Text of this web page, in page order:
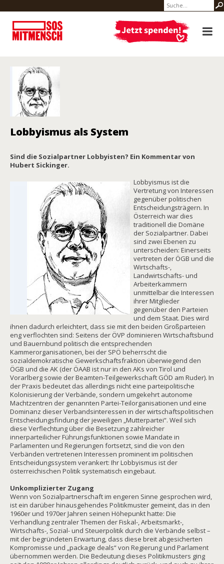
Lobbyismus als System
Sind die Sozialpartner Lobbyisten? Ein Kommentar von
Hubert Sickinger.
Lobbyismus ist die
Vertretung von Interessen
gegenüber politischen
Entscheidungsträgern. In
Österreich war dies
traditionell die Domäne
der Sozialpartner. Dabei
sind zwei Ebenen zu
unterscheiden: Einerseits
vertreten der ÖGB und die
Wirtschafts-,
Landwirtschafts- und
Arbeiterkammern
unmittelbar die Interessen
ihrer Mitglieder
gegenüber den Parteien
und dem Staat. Dies wird
ihnen dadurch erleichtert, dass sie mit den beiden Großparteien
eng verflochten sind: Seitens der ÖVP dominieren Wirtschaftsbund
und Bauernbund politisch die entsprechenden
Kammerorganisationen, bei der SPÖ beherrscht die
sozialdemokratische Gewerkschaftsfraktion überwiegend den
ÖGB und die AK (der ÖAAB ist nur in den AKs von Tirol und
Vorarlberg sowie der Beamten-Teilgewerkschaft GÖD am Ruder). In
der Praxis bedeutet das allerdings nicht eine parteipolitische
Kolonisierung der Verbände, sondern umgekehrt autonome
Machtzentren der genannten Partei-Teilorganisationen und eine
Dominanz dieser Verbandsinteressen in der wirtschaftspolitischen
Entscheidungsfindung der jeweiligen „Mutterpartei“. Weil sich
diese Verflechtung über die Besetzung zahlreicher
innerparteilicher Führungsfunktionen sowie Mandate in
Parlamenten und Regierungen fortsetzt, sind die von den
Verbänden vertretenen Interessen prominent im politischen
Entscheidungssystem verankert: Ihr Lobbyismus ist der
österreichischen Politik systematisch eingebaut.
Unkomplizierter Zugang
Wenn von Sozialpartnerschaft im engeren Sinne gesprochen wird,
ist ein darüber hinausgehendes Politikmuster gemeint, das in den
1960er und 1970er Jahren seinen Höhepunkt hatte: Die
Verhandlung zentraler Themen der Fiskal-, Arbeitsmarkt-,
Wirtschafts-, Sozial- und Steuerpolitik durch die Verbände selbst –
mit der begründeten Erwartung, dass diese breit abgesicherten
Kompromisse und „package deals“ von Regierung und Parlament
übernommen werden. Die Bedeutung dieses Politikmusters ging